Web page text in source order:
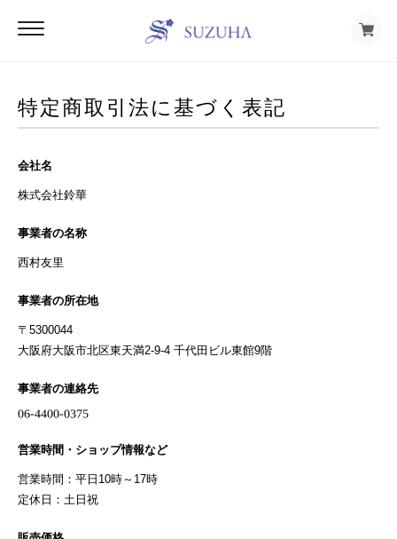
特定商取引法に基づく表記
会社名
株式会社鈴華
事業者の名称
西村友里
事業者の所在地
〒5300044
大阪府大阪市北区東天満2-9-4 千代田ビル東館9階
事業者の連絡先
営業時間・ショップ情報など
営業時間：平日10時～17時
定休日：土日祝